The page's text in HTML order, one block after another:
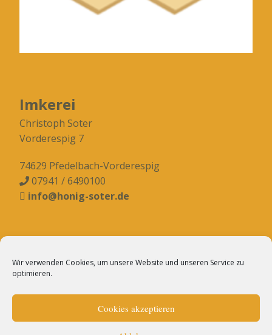
Wir verwenden Cookies, um unsere Website und unseren Service zu
optimieren.
Cookies akzeptieren
Imkerei
Christoph Soter
Vorderespig 7
74629 Pfedelbach-Vorderespig
 07941 / 6490100
 info@honig-soter.de
Datenschutzerklärung